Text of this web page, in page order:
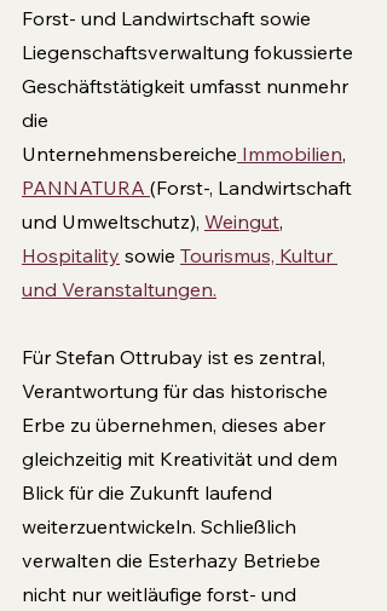
Forst- und Landwirtschaft sowie
Liegenschaftsverwaltung fokussierte
Geschäftstätigkeit umfasst nunmehr
die
Unternehmensbereiche Immobilien,
PANNATURA (Forst-, Landwirtschaft
und Umweltschutz), Weingut,
Hospitality sowie Tourismus, Kultur
und Veranstaltungen.
Für Stefan Ottrubay ist es zentral,
Verantwortung für das historische
Erbe zu übernehmen, dieses aber
gleichzeitig mit Kreativität und dem
Blick für die Zukunft laufend
weiterzuentwickeln. Schließlich
verwalten die Esterhazy Betriebe
nicht nur weitläufige forst- und